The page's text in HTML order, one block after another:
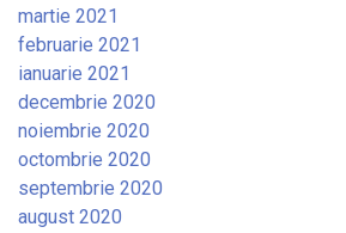
martie 2021
februarie 2021
ianuarie 2021
decembrie 2020
noiembrie 2020
octombrie 2020
septembrie 2020
august 2020